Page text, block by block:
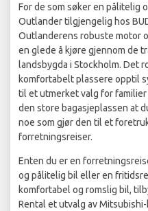
For de som søker en pålitelig
Outlander tilgjengelig hos
Outlanderens robuste motor
en glede å kjøre gjennom de
landsbygda i Stockholm. Det
komfortabelt plassere opptil
til et utmerket valg for
den store bagasjeplassen at
noe som gjør den til et
forretningsreiser.
Enten du er en
og pålitelig bil eller en
komfortabel og romslig bil,
Rental et utvalg av